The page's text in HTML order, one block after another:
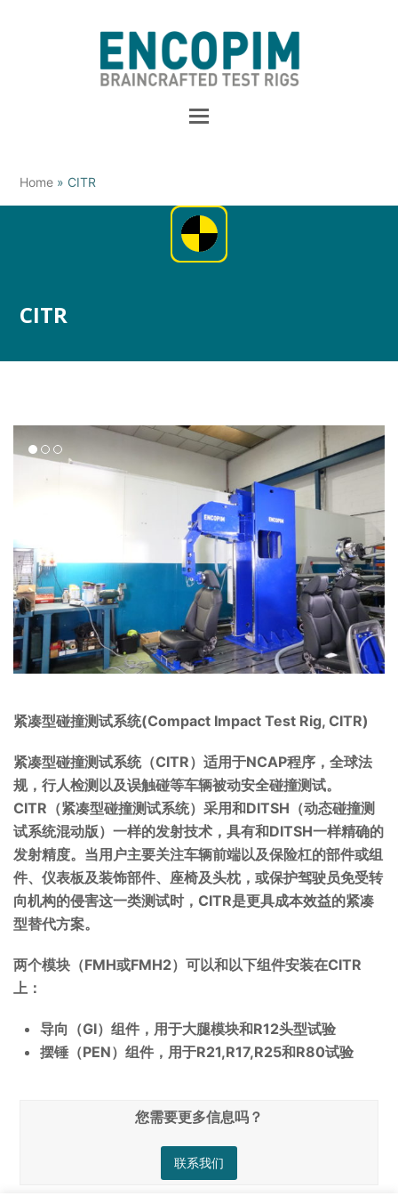
Home » CITR
CITR
紧凑型碰撞测试系统(Compact Impact Test Rig, CITR)
紧凑型碰撞测试系统（CITR）适用于NCAP程序，全球法
规，行人检测以及误触碰等车辆被动安全碰撞测试。
CITR（紧凑型碰撞测试系统）采用和DITSH（动态碰撞测
试系统混动版）一样的发射技术，具有和DITSH一样精确的
发射精度。当用户主要关注车辆前端以及保险杠的部件或组
件、仪表板及装饰部件、座椅及头枕，或保护驾驶员免受转
向机构的侵害这一类测试时，CITR是更具成本效益的紧凑
型替代方案。
两个模块（FMH或FMH2）可以和以下组件安装在CITR
上：
导向（GI）组件，用于大腿模块和R12头型试验
摆锤（PEN）组件，用于R21,R17,R25和R80试验
您需要更多信息吗？
联系我们